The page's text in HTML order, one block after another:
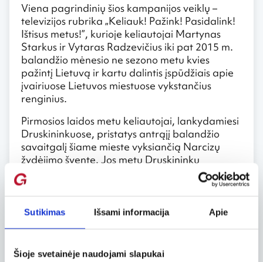
Sutikimas Išsami informacija Apie
Šioje svetainėje naudojami slapukai
Viena pagrindinių šios kampanijos veiklų –
televizijos rubrika „Keliauk! Pažink! Pasidalink!
Ištisus metus!”, kurioje keliautojai Martynas
Starkus ir Vytaras Radzevičius iki pat 2015 m.
balandžio mėnesio ne sezono metu kvies
pažintį Lietuvą ir kartu dalintis įspūdžiais apie
įvairiuose Lietuvos miestuose vykstančius
renginius.
Pirmosios laidos metu keliautojai, lankydamiesi
Druskininkuose, pristatys antrąjį balandžio
savaitgalį šiame mieste vyksiančią Narcizų
žydėjimo šventę. Jos metu Druskininkų
gyventojai ir svečiai galės grožėtis pražydusių
narcizų jūra Vijūnėlio parke. Jei oro sąlygos
sakurų, pasodintų šalia pėsčiųjų ir dviratininkų
teatro valandėlės.